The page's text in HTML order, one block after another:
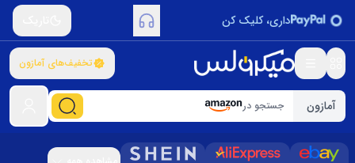
داری، کلیک کن
تخفیف‌های آمازون
آمازون جستجو در